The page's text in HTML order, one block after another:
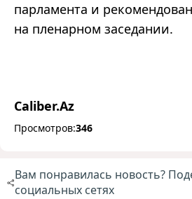
парламента и
на пленарном заседании.
Caliber.Az
Просмотров:346
Вам понравилась новость?
социальных сетях